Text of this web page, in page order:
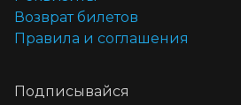
Возврат билетов
Правила и соглашения
Подписывайся